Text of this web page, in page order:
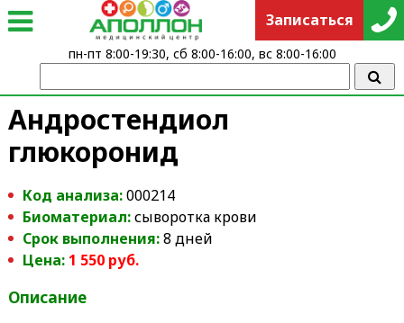
Андростендиол
глюкоронид
Код анализа:000214
Биоматериал:сыворотка крови
Срок выполнения:8 дней
Цена: 1 550 руб.
Описание
Записаться
пн-пт 8:00-19:30, сб 8:00-16:00, вс 8:00-16:00